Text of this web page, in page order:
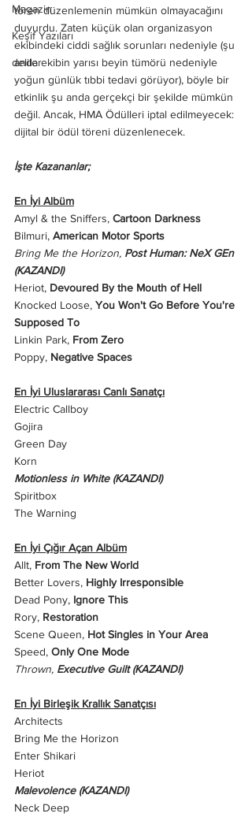
Magazin
Keşif Yazıları
deliler
tören düzenlemenin mümkün olmayacağını
duyurdu. Zaten küçük olan organizasyon
ekibindeki ciddi sağlık sorunları nedeniyle (şu
anda ekibin yarısı beyin tümörü nedeniyle
yoğun günlük tıbbi tedavi görüyor), böyle bir
etkinlik şu anda gerçekçi bir şekilde mümkün
değil. Ancak, HMA Ödülleri iptal edilmeyecek:
dijital bir ödül töreni düzenlenecek.
İşte Kazananlar;
En İyi Albüm
Amyl & the Sniffers, Cartoon Darkness
Bilmuri, American Motor Sports
Bring Me the Horizon, Post Human: NeX GEn
(KAZANDI)
Heriot, Devoured By the Mouth of Hell
Knocked Loose, You Won't Go Before You're
Supposed To
Linkin Park, From Zero
Poppy, Negative Spaces
En İyi Uluslararası Canlı Sanatçı
Electric Callboy
Gojira
Green Day
Korn
Motionless in White (KAZANDI)
Spiritbox
The Warning
En İyi Çığır Açan Albüm
Allt, From The New World
Better Lovers, Highly Irresponsible
Dead Pony, Ignore This
Rory, Restoration
Scene Queen, Hot Singles in Your Area
Speed, Only One Mode
Thrown, Executive Guilt (KAZANDI)
En İyi Birleşik Krallık Sanatçısı
Architects
Bring Me the Horizon
Enter Shikari
Heriot
Malevolence (KAZANDI)
Neck Deep